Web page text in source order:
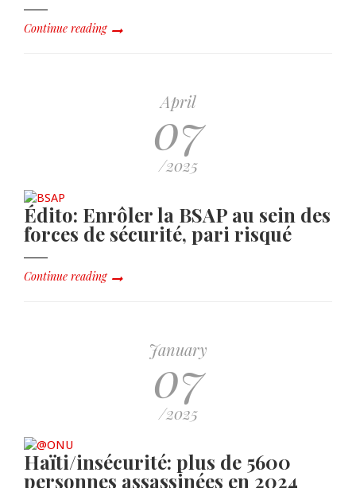
Continue reading
April
07
/2025
Édito: Enrôler la BSAP au sein des
forces de sécurité, pari risqué
Continue reading
January
07
/2025
Haïti/insécurité: plus de 5600
personnes assassinées en 2024